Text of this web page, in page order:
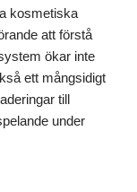
kosmetiska
att förstå
ökar inte
ett mångsidigt
till
under